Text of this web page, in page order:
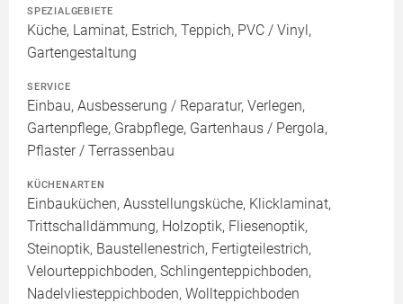
SPEZIALGEBIETE
Küche, Laminat, Estrich, Teppich, PVC / Vinyl,
Gartengestaltung
SERVICE
Einbau, Ausbesserung / Reparatur, Verlegen,
Gartenpflege, Grabpflege, Gartenhaus / Pergola,
Pflaster / Terrassenbau
KÜCHENARTEN
Einbauküchen, Ausstellungsküche, Klicklaminat,
Trittschalldämmung, Holzoptik, Fliesenoptik,
Steinoptik, Baustellenestrich, Fertigteilestrich,
Velourteppichboden, Schlingenteppichboden,
Nadelvliesteppichboden, Wollteppichboden